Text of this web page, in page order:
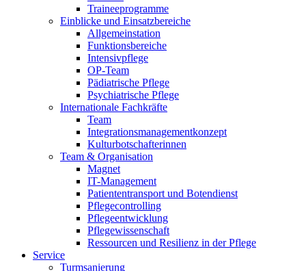
Traineeprogramme
Einblicke und Einsatzbereiche
Allgemeinstation
Funktionsbereiche
Intensivpflege
OP-Team
Pädiatrische Pflege
Psychiatrische Pflege
Internationale Fachkräfte
Team
Integrationsmanagementkonzept
Kulturbotschafterinnen
Team & Organisation
Magnet
IT-Management
Patiententransport und Botendienst
Pflegecontrolling
Pflegeentwicklung
Pflegewissenschaft
Ressourcen und Resilienz in der Pflege
Service
Turmsanierung